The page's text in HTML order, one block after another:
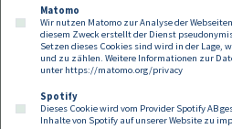
Kontakt Datenschutz
Matomo
Wir nutzen Matomo zur Analyse der
diesem Zweck erstellt der Dienst
Setzen dieses Cookies sind wird in der Lage,
und zu zählen. Weitere Informationen zur
unter https://matomo.org/privacy
Spotify
Dieses Cookie wird vom Provider Spotify AB
Inhalte von Spotify auf unserer Website zu